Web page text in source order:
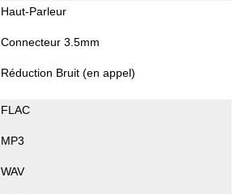
Haut-Parleur
Connecteur 3.5mm
Réduction Bruit (en appel)
FLAC
MP3
WAV